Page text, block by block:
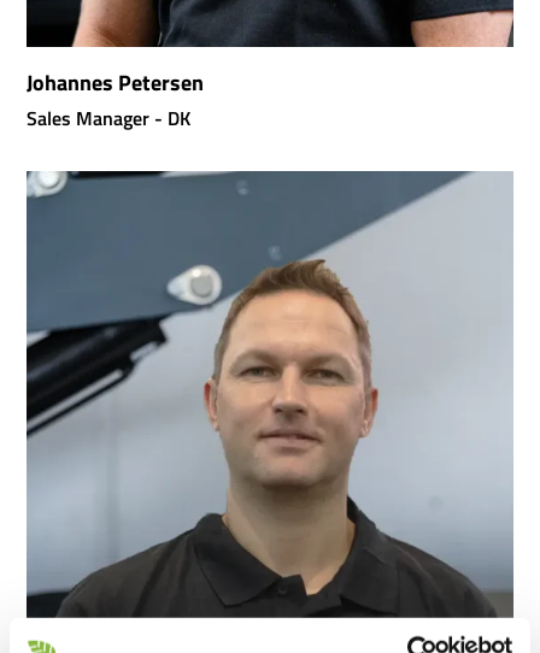
Johannes Petersen
Sales Manager - DK